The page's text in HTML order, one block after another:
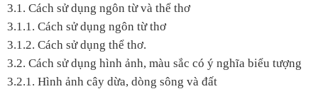
3.1. Cách sử dụng ngôn từ và thể thơ
3.1.1. Cách sử dụng ngôn từ thơ
3.1.2. Cách sử dụng thể thơ.
3.2. Cách sử dụng hình ảnh, màu sắc có ý nghĩa biểu tượng
3.2.1. Hình ảnh cây dừa, dòng sông và đất